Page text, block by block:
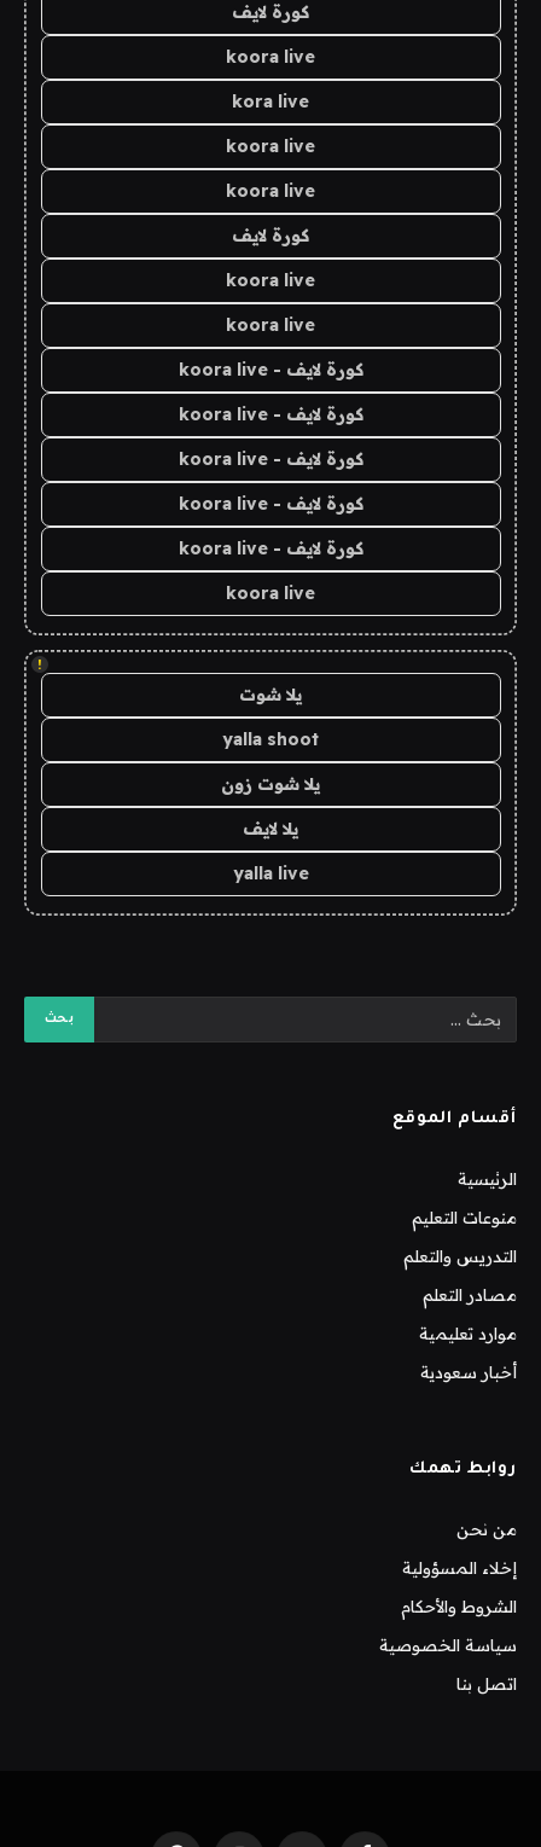
كورة لايف
koora live
kora live
koora live
koora live
كورة لايف
koora live
koora live
كورة لايف - koora live
كورة لايف - koora live
كورة لايف - koora live
كورة لايف - koora live
كورة لايف - koora live
koora live
!
يلا شوت
yalla shoot
يلا شوت زون
يلا لايف
yalla live
أقسام الموقع
الرئيسية
منوعات التعليم
التدريس والتعلم
مصادر التعلم
موارد تعليمية
أخبار سعودية
روابط تهمك
من نحن
إخلاء المسؤولية
الشروط والأحكام
سياسة الخصوصية
اتصل بنا